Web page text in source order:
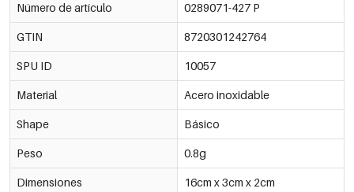
Número de artículo 0289071-427 P
GTIN 8720301242764
SPU ID 10057
Material Acero inoxidable
Shape Básico
Peso 0.8g
Dimensiones 16cm x 3cm x 2cm